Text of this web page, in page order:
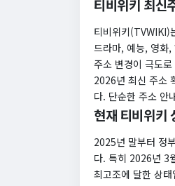
티비위키 최신
티비위키(TVWIKI)
드라마, 예능, 영화,
주소 변경이 극도
​2026년 최신 주소
다. 단순한 주소 안
현재 티비위키
2025년 말부터 정
다. 특히 2026년 3
최고조에 달한 상